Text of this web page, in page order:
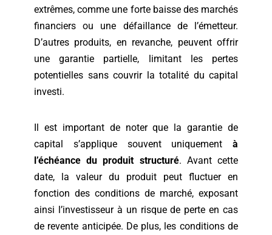
extrêmes, comme une forte baisse des marchés
financiers ou une défaillance de l’émetteur.
D’autres produits, en revanche, peuvent offrir
une garantie partielle, limitant les pertes
potentielles sans couvrir la totalité du capital
investi.
Il est important de noter que la garantie de
capital s’applique souvent uniquement à
l’échéance du produit structuré. Avant cette
date, la valeur du produit peut fluctuer en
fonction des conditions de marché, exposant
ainsi l’investisseur à un risque de perte en cas
de revente anticipée. De plus, les conditions de